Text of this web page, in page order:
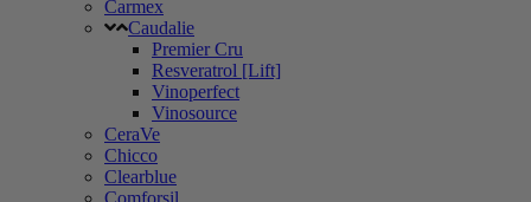
Carmex
Caudalie
Premier Cru
Resveratrol [Lift]
Vinoperfect
Vinosource
CeraVe
Chicco
Clearblue